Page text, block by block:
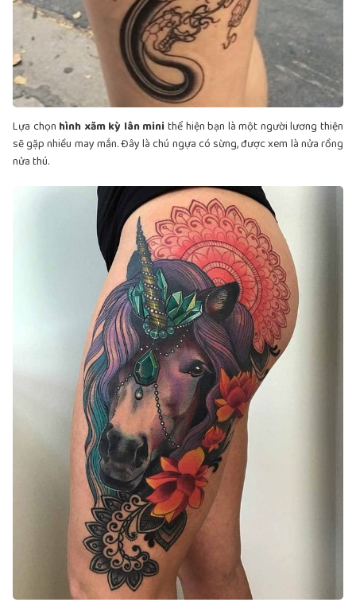
Lựa chọn hình xăm kỳ lân minithể hiện bạn là một người lương thiện
sẽ gặp nhiều may mắn. Đây là chú ngựa có sừng, được xem là nửa rồng
nửa thú.